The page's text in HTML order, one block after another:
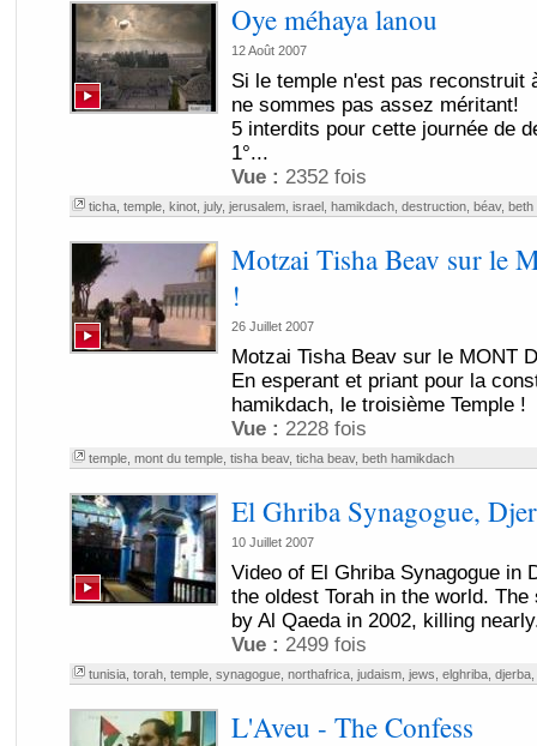
Oye méhaya lanou
12 Août 2007
Si le temple n'est pas reconstruit
ne sommes pas assez méritant!
5 interdits pour cette journée de
1°...
Vue : 2352 fois
ticha, temple, kinot, july, jerusalem, israel, hamikdach, destruction, béav, beth
Motzai Tisha Beav sur le
!
26 Juillet 2007
Motzai Tisha Beav sur le MONT
En esperant et priant pour la
hamikdach, le troisième Temple !
Vue : 2228 fois
temple, mont du temple, tisha beav, ticha beav, beth hamikdach
El Ghriba Synagogue,
10 Juillet 2007
Video of El Ghriba Synagogue in
the oldest Torah in the world.
by Al Qaeda in 2002, killing
Vue : 2499 fois
tunisia, torah, temple, synagogue, northafrica, judaism, jews elghriba, djerba,
L'Aveu - The Confess